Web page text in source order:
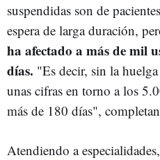
suspendidas son de
espera de larga duración,
ha afectado a más de mil
días. "Es decir, sin la
unas cifras en torno a los
más de 180 días",
Atendiendo a